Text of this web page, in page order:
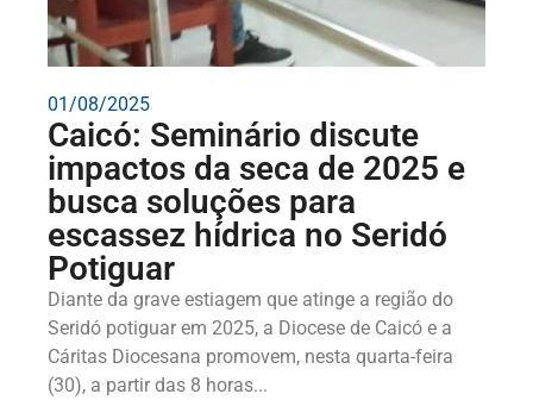
01/08/2025
Caicó: Seminário discute
impactos da seca de 2025 e
busca soluções para
escassez hídrica no Seridó
Potiguar
Diante da grave estiagem que atinge a região do
Seridó potiguar em 2025, a Diocese de Caicó e a
Cáritas Diocesana promovem, nesta quarta-feira
(30), a partir das 8 horas...